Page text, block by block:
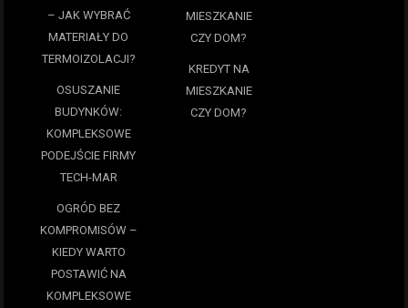
– JAK WYBRAĆ
MATERIAŁY DO
TERMOIZOLACJI?
OSUSZANIE
BUDYNKÓW:
KOMPLEKSOWE
PODEJŚCIE FIRMY
TECH-MAR
OGRÓD BEZ
KOMPROMISÓW –
KIEDY WARTO
POSTAWIĆ NA
KOMPLEKSOWE
MIESZKANIE
CZY DOM?
KREDYT NA
MIESZKANIE
CZY DOM?